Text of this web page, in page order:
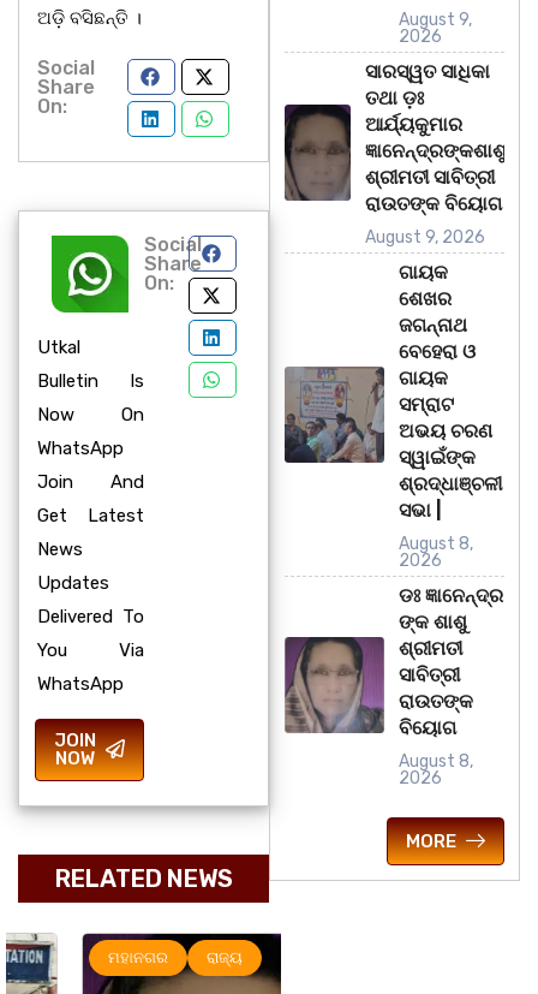
ଅଡ଼ି ବସିଛନ୍ତି ।
Social
Share
On:
Utkal
Bulletin Is
Now On
WhatsApp
Join And
Get Latest
News
Updates
Delivered To
You Via
WhatsApp
JOIN
NOW
Social
Share
On:
RELATED NEWS
ମହାନଗର ରାଜ୍ୟ
August 9,
2026
ସାରସ୍ୱତ ସାଧିକା
ତଥା ଡ଼ଃ
ଆର୍ଯ୍ୟକୁମାର
ଜ୍ଞାନେନ୍ଦ୍ରଙ୍କଶାଶୁ
ଶ୍ରୀମତୀ ସାବିତ୍ରୀ
ରାଉତଙ୍କ ବିୟୋଗ
August 9, 2026
ଗାୟକ
ଶେଖର
ଜଗନ୍ନାଥ
ବେହେରା ଓ
ଗାୟକ
ସମ୍ରାଟ
ଅଭୟ ଚରଣ
ସ୍ୱାଇଁଙ୍କ
ଶ୍ରଦ୍ଧାଞ୍ଚଳୀ
ସଭା |
August 8,
2026
ଡଃ ଜ୍ଞାନେନ୍ଦ୍ର
ଙ୍କ ଶାଶୁ
ଶ୍ରୀମତୀ
ସାବିତ୍ରୀ
ରାଉତଙ୍କ
ବିୟୋଗ
August 8,
2026
MORE